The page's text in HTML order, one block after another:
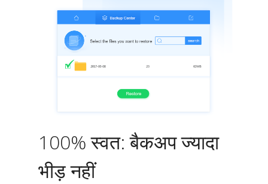
100% स्वत: बैकअप ज्यादा
भीड़ नहीं